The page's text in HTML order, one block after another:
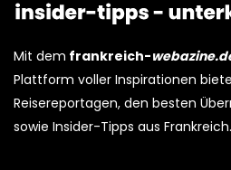
Mit dem frankreich-
Plattform voller Inspirationen
Reisereportagen, den besten
sowie Insider-Tipps aus Frankreich.